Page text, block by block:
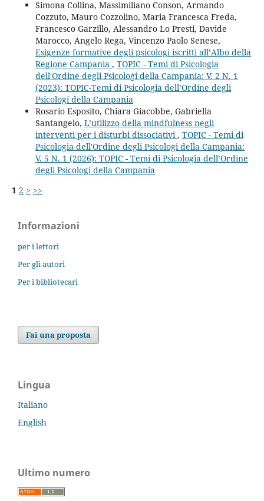
Simona Collina, Massimiliano Conson, Armando
Cozzuto, Mauro Cozzolino, Maria Francesca Freda,
Francesco Garzillo, Alessandro Lo Presti, Davide
Marocco, Angelo Rega, Vincenzo Paolo Senese,
Esigenze formative degli psicologi iscritti all’Albo della
Regione Campania , TOPIC - Temi di Psicologia
dell'Ordine degli Psicologi della Campania: V. 2 N. 1
(2023): TOPIC-Temi di Psicologia dell’Ordine degli
Psicologi della Campania
Rosario Esposito, Chiara Giacobbe, Gabriella
Santangelo, L’utilizzo della mindfulness negli
interventi per i disturbi dissociativi , TOPIC - Temi di
Psicologia dell'Ordine degli Psicologi della Campania:
V. 5 N. 1 (2026): TOPIC - Temi di Psicologia dell’Ordine
degli Psicologi della Campania
1 2 > >>
Informazioni
per i lettori
Per gli autori
Per i bibliotecari
Fai una proposta
Lingua
Italiano
English
Ultimo numero